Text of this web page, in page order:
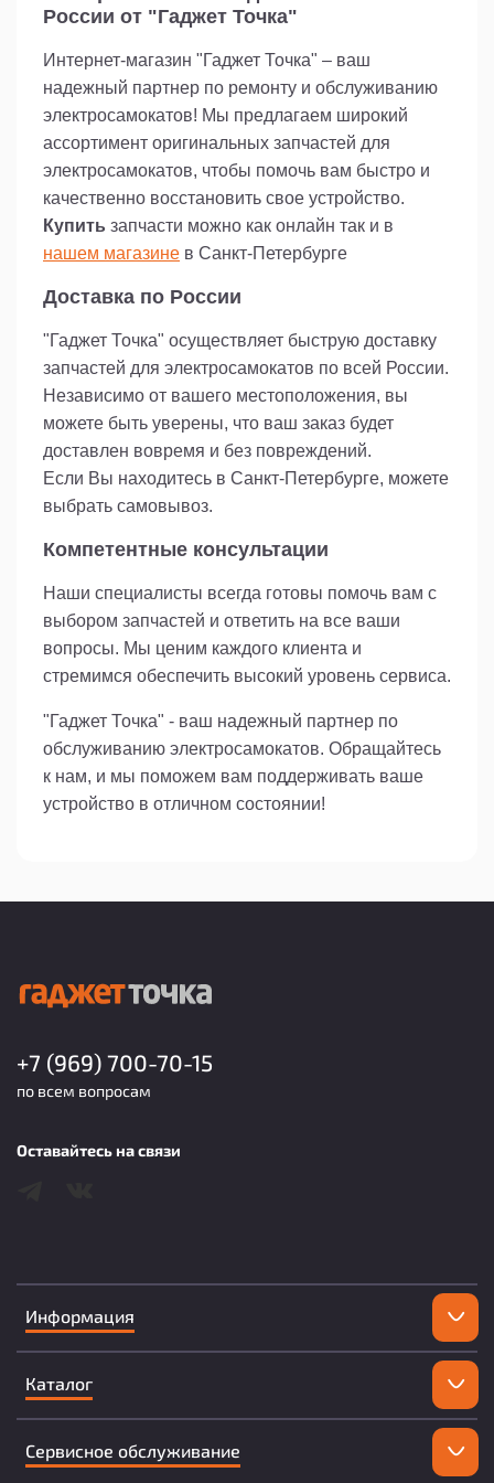
России от "Гаджет Точка"
Интернет-магазин "Гаджет Точка" – ваш
надежный партнер по ремонту и обслуживанию
электросамокатов! Мы предлагаем широкий
ассортимент оригинальных запчастей для
электросамокатов, чтобы помочь вам быстро и
качественно восстановить свое устройство.
Купить запчасти можно как онлайн так и в
нашем магазине в Санкт-Петербурге
Доставка по России
"Гаджет Точка" осуществляет быструю доставку
запчастей для электросамокатов по всей России.
Независимо от вашего местоположения, вы
можете быть уверены, что ваш заказ будет
доставлен вовремя и без повреждений.
Если Вы находитесь в Санкт-Петербурге, можете
выбрать самовывоз.
Компетентные консультации
Наши специалисты всегда готовы помочь вам с
выбором запчастей и ответить на все ваши
вопросы. Мы ценим каждого клиента и
стремимся обеспечить высокий уровень сервиса.
"Гаджет Точка" - ваш надежный партнер по
обслуживанию электросамокатов. Обращайтесь
к нам, и мы поможем вам поддерживать ваше
устройство в отличном состоянии!
Информация
Каталог
Сервисное обслуживание
+7 (969) 700-70-15
по всем вопросам
Оставайтесь на связи